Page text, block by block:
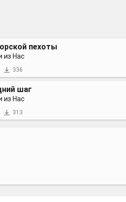
пехоты
из Нас
336
шаг
из Нас
313